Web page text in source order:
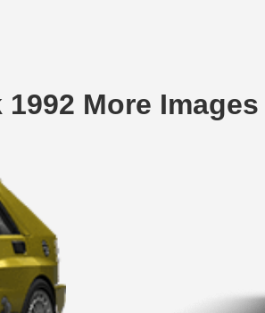
More Images